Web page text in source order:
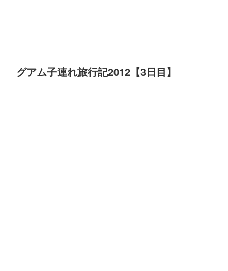
グアム子連れ旅行記2012【3日目】